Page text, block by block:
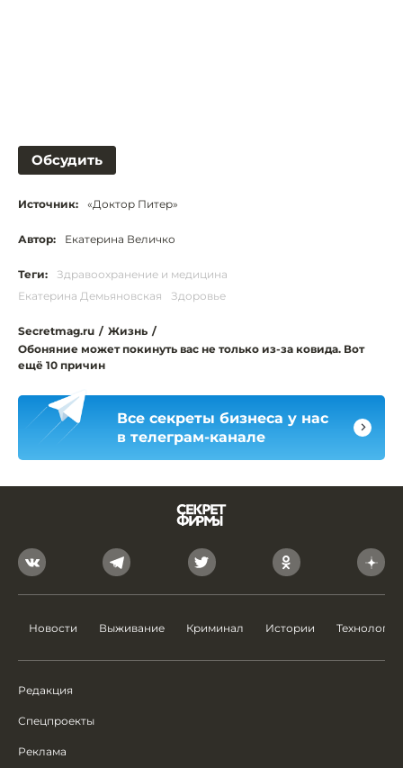
Обсудить
Источник: «Доктор Питер»
Автор: Екатерина Величко
Теги:
Здравоохранение и медицина
Екатерина Демьяновская
Здоровье
Secretmag.ru / Жизнь /
Обоняние может покинуть вас не только из-за ковида. Вот
ещё 10 причин
Все секреты бизнеса у нас
в телеграм-канале
Новости Выживание Криминал Истории Технологии
Редакция
Спецпроекты
Реклама